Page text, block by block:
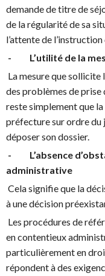
demande de titre de
de la régularité de sa
l’attente de
- L’utilité de la
La mesure que sollicite
des problèmes de prise
reste simplement que
préfecture sur ordre du
déposer son dossier.
- L’absence
administrative
Cela signifie que la
à une décision
Les procédures de
en contentieux
particulièrement en
répondent à des